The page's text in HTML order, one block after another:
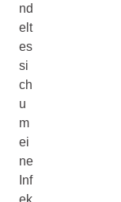
nd
elt
es
si
ch
u
m
ei
ne
Inf
ek